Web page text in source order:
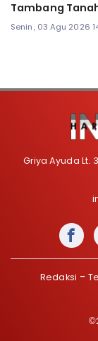
Tambang
Senin, 03 Agu 2026
Griya Ayuda Lt.
Redaksi